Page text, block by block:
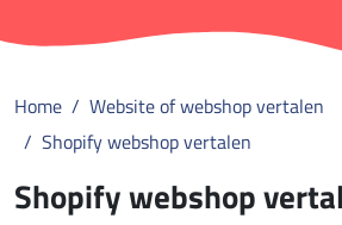
Home
Website of webshop vertalen
Shopify webshop vertalen
Shopify webshop